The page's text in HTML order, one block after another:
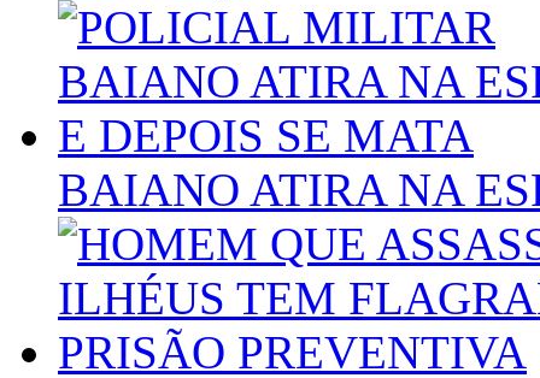
BAIANO ATIRA NA